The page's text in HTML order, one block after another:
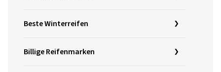
Beste Winterreifen
Billige Reifenmarken